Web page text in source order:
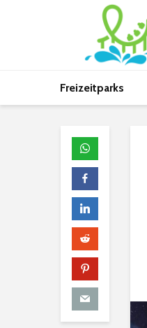
Freizeitparks